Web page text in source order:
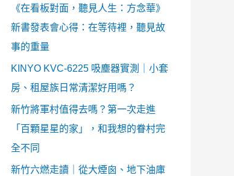
《在看板對面，聽見人生：方念華》
新書發表會心得：在等待裡，聽見故
事的重量
KINYO KVC-6225 吸塵器實測｜小套
房、租屋族日常清潔好用嗎？
新竹將軍村值得去嗎？第一次走進
「百顆星星的家」，和我想的眷村完
全不同
新竹六燃走讀｜從大煙囪、地下油庫